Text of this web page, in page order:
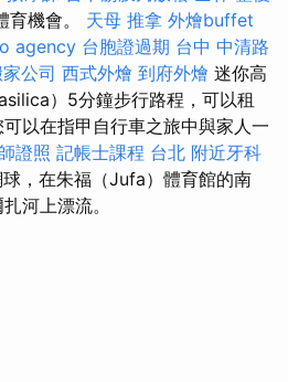
育機會。 天母 推拿 外燴buffet
agency 台胞證過期 台中 中清路
公司 西式外燴 到府外燴 迷你高
）5分鐘步行路程，可以租
以在指甲自行車之旅中與家人一
證照 記帳士課程 台北 附近牙科
，在朱福（Jufa）體育館的南
河上漂流。